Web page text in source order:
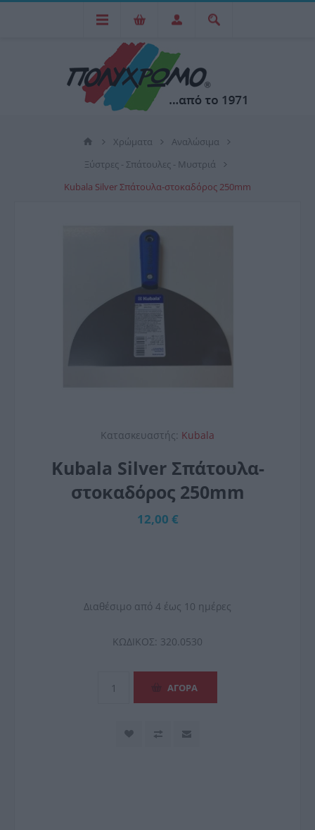
Χρώματα
Αναλώσιμα
Ξύστρες - Σπάτουλες - Μυστριά
Kubala Silver Σπάτουλα-στοκαδόρος 250mm
Κατασκευαστής: Kubala
Kubala Silver Σπάτουλα-
στοκαδόρος 250mm
12,00 €
Διαθέσιμο από 4 έως 10 ημέρες
ΚΩΔΙΚΟΣ: 320.0530